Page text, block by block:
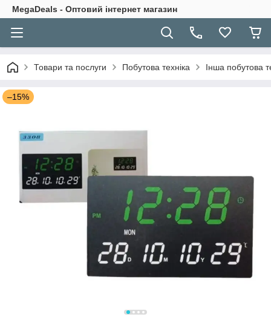
MegaDeals - Оптовий інтернет магазин
Товари та послуги Побутова техніка Інша побутова
–15%